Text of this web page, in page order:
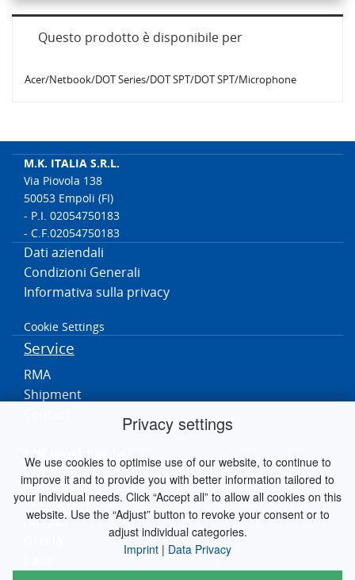
Privacy settings
We use cookies to optimise use of our website, to continue to
improve it and to provide you with better information tailored to
your individual needs. Click “Accept all” to allow all cookies on this
website. Use the “Adjust” button to revoke your consent or to
adjust individual categories.
Imprint | Data Privacy
Questo prodotto è disponibile per
Acer/Netbook/DOT Series/DOT SPT/DOT SPT/Microphone
M.K. ITALIA S.R.L.
Via Piovola 138
50053 Empoli (FI)
- P.I. 02054750183
- C.F.02054750183
Dati aziendali
Condizioni Generali
Informativa sulla privacy
Cookie Settings
Service
RMA
Shipment
MK worldwide
Germania
Paesi Bassi
Austria